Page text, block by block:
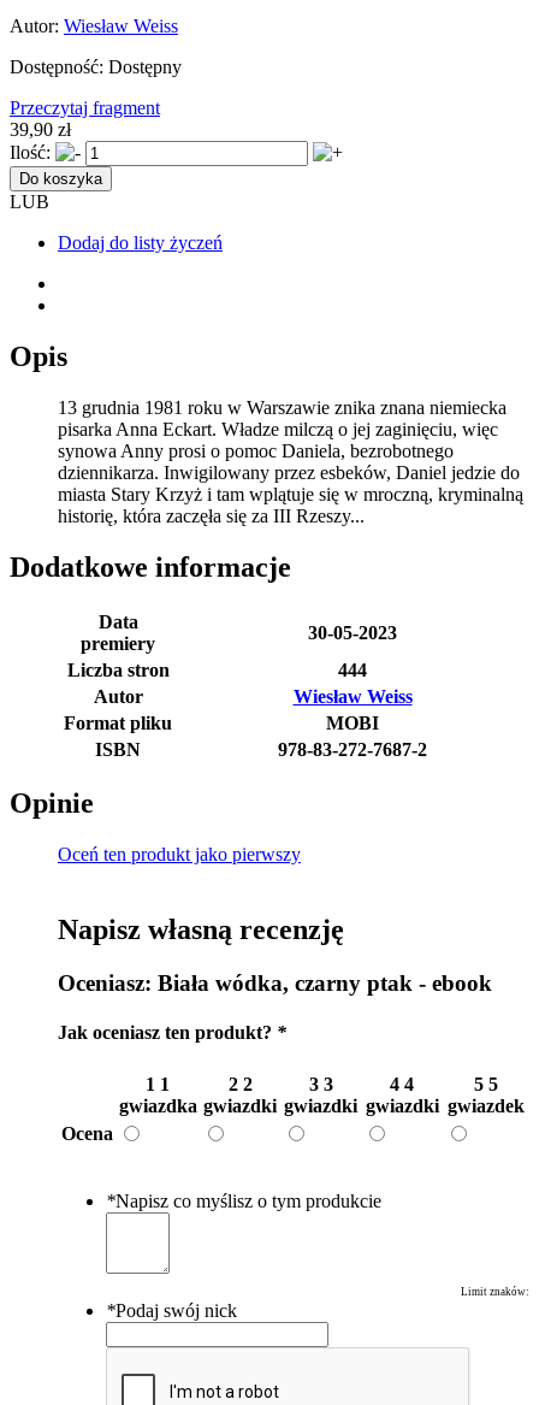
Autor: Wiesław Weiss
Dostępność: Dostępny
Przeczytaj fragment
39,90 zł
Ilość:
Do koszyka
LUB
Dodaj do listy życzeń
Opis
13 grudnia 1981 roku w Warszawie znika znana niemiecka
pisarka Anna Eckart. Władze milczą o jej zaginięciu, więc
synowa Anny prosi o pomoc Daniela, bezrobotnego
dziennikarza. Inwigilowany przez esbeków, Daniel jedzie do
miasta Stary Krzyż i tam wplątuje się w mroczną, kryminalną
historię, która zaczęła się za III Rzeszy...
Dodatkowe informacje
Data
premiery
30-05-2023
Liczba stron
444
Autor
Wiesław Weiss
Format pliku
MOBI
ISBN
978-83-272-7687-2
Opinie
Oceń ten produkt jako pierwszy
Napisz własną recenzję
Oceniasz: Biała wódka, czarny ptak - ebook
Jak oceniasz ten produkt? *
1 1
gwiazdka
2 2
gwiazdki
3 3
gwiazdki
4 4
gwiazdki
5 5
gwiazdek
Ocena
*Napisz co myślisz o tym produkcie
Limit znaków:
*Podaj swój nick